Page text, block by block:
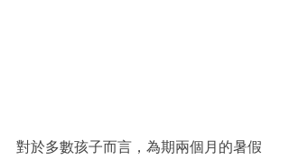
對於多數孩子而言，為期兩個月的暑假